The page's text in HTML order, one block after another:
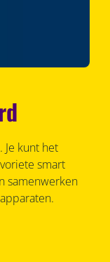
kunt het
smart
samenwerken